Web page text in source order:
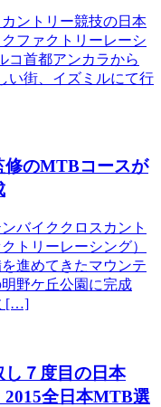
ントリー競技の日本
ファクトリーレーシ
コ首都アンカラから
い街、イズミルにて行
修のMTBコースが
バイククロスカント
トリーレーシング）
進めてきたマウンテ
野ケ丘公園に完成
[…]
７度目の日本
全日本MTB選